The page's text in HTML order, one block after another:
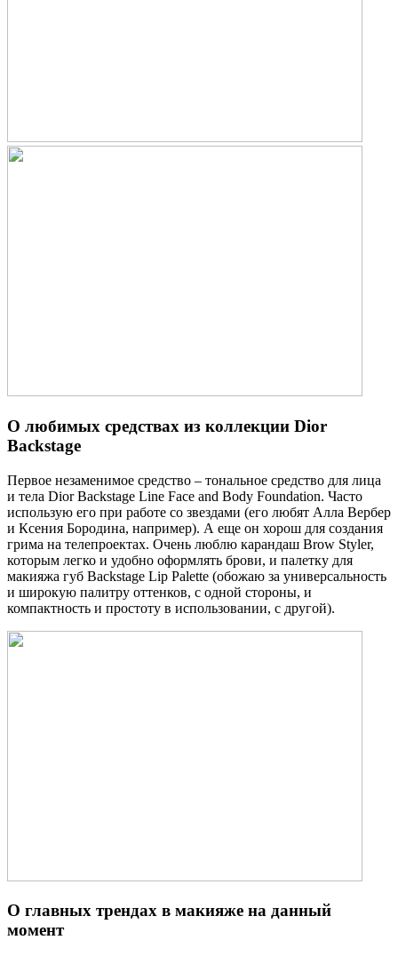
О любимых средствах из коллекции Dior
Backstage
Первое незаменимое средство – тональное средство для лица
и тела Dior Backstage Line Face and Body Foundation. Часто
использую его при работе со звездами (его любят Алла Вербер
и Ксения Бородина, например). А еще он хорош для создания
грима на телепроектах. Очень люблю карандаш Brow Styler,
которым легко и удобно оформлять брови, и палетку для
макияжа губ Backstage Lip Palette (обожаю за универсальность
и широкую палитру оттенков, с одной стороны, и
компактность и простоту в использовании, с другой).
О главных трендах в макияже на данный
момент